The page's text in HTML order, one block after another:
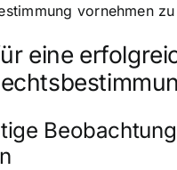
vornehmen
eine